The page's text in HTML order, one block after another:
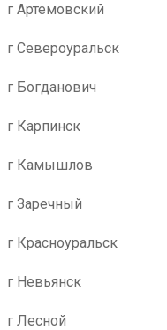
г Артемовский
г Североуральск
г Богданович
г Карпинск
г Камышлов
г Заречный
г Красноуральск
г Невьянск
г Лесной